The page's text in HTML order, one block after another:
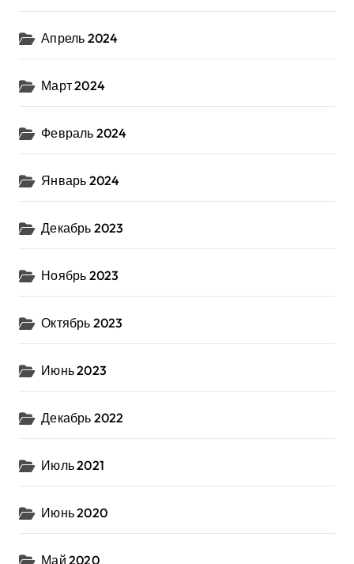
Апрель 2024
Март 2024
Февраль 2024
Январь 2024
Декабрь 2023
Ноябрь 2023
Октябрь 2023
Июнь 2023
Декабрь 2022
Июль 2021
Июнь 2020
Май 2020